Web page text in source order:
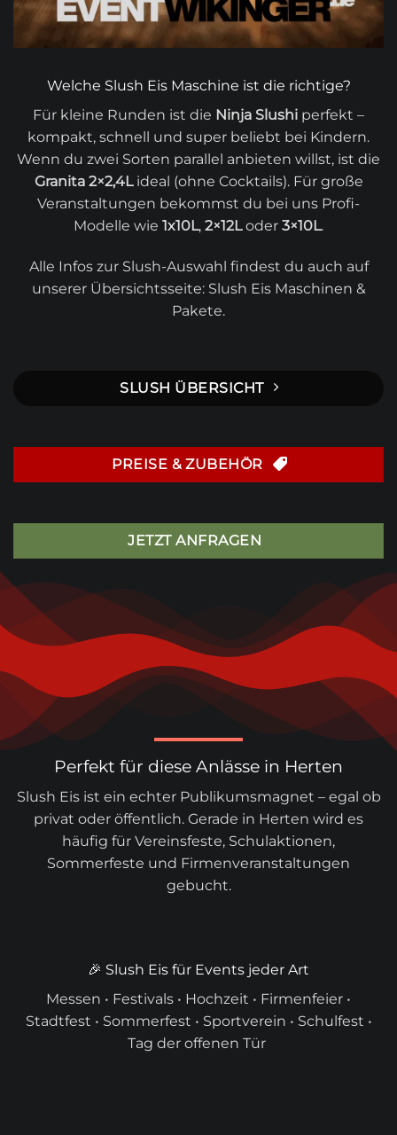
Welche Slush Eis Maschine ist die richtige?
Für kleine Runden ist die Ninja Slushi perfekt –
kompakt, schnell und super beliebt bei Kindern.
Wenn du zwei Sorten parallel anbieten willst, ist die
Granita 2×2,4Lideal (ohne Cocktails). Für große
Veranstaltungen bekommst du bei uns Profi-
Modelle wie 1x10L, 2×12Loder 3×10L.
Alle Infos zur Slush-Auswahl findest du auch auf
unserer Übersichtsseite: Slush Eis Maschinen &
Pakete.
SLUSH ÜBERSICHT
PREISE & ZUBEHÖR
JETZT ANFRAGEN
Perfekt für diese Anlässe in Herten
Slush Eis ist ein echter Publikumsmagnet – egal ob
privat oder öffentlich. Gerade in Herten wird es
häufig für Vereinsfeste, Schulaktionen,
Sommerfeste und Firmenveranstaltungen
gebucht.
🎉 Slush Eis für Events jeder Art
Messen • Festivals • Hochzeit • Firmenfeier •
Stadtfest • Sommerfest • Sportverein • Schulfest •
Tag der offenen Tür